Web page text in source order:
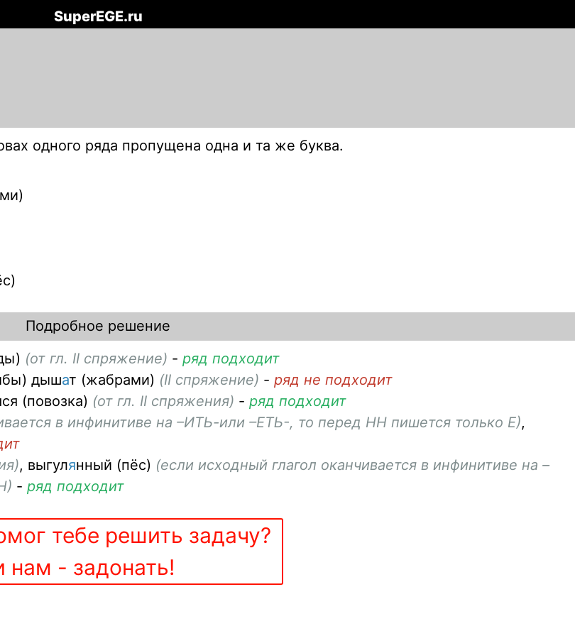
SuperEGE.ru
одного ряда пропущена одна и та же буква.
Подробное решение
(от гл. II спряжение) - ряд подходит
дышат (жабрами) (II спряжение) - ряд не подходит
(повозка) (от гл. II спряжения) - ряд подходит
в инфинитиве на –ИТЬ-или –ЕТЬ-, то перед НН пишется только Е),
, выгулянный (пёс) (если исходный глагол оканчивается в инфинитиве на –
- ряд подходит
тебе решить задачу?
нам - задонать!